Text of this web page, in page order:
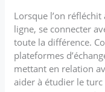
Lorsque l’on
ligne, se connecter
toute la différence.
plateformes
mettant en relation
aider à étudier le